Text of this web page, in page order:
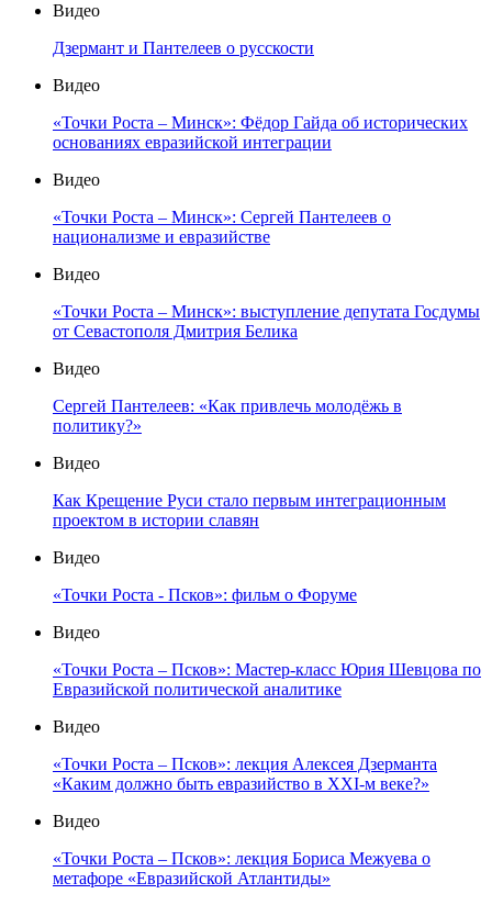
Видео
Дзермант и Пантелеев о русскости
Видео
«Точки Роста – Минск»: Фёдор Гайда об исторических
основаниях евразийской интеграции
Видео
«Точки Роста – Минск»: Сергей Пантелеев о
национализме и евразийстве
Видео
«Точки Роста – Минск»: выступление депутата Госдумы
от Севастополя Дмитрия Белика
Видео
Сергей Пантелеев: «Как привлечь молодёжь в
политику?»
Видео
Как Крещение Руси стало первым интеграционным
проектом в истории славян
Видео
«Точки Роста - Псков»: фильм о Форуме
Видео
«Точки Роста – Псков»: Мастер-класс Юрия Шевцова по
Евразийской политической аналитике
Видео
«Точки Роста – Псков»: лекция Алексея Дзерманта
«Каким должно быть евразийство в XXI-м веке?»
Видео
«Точки Роста – Псков»: лекция Бориса Межуева о
метафоре «Евразийской Атлантиды»